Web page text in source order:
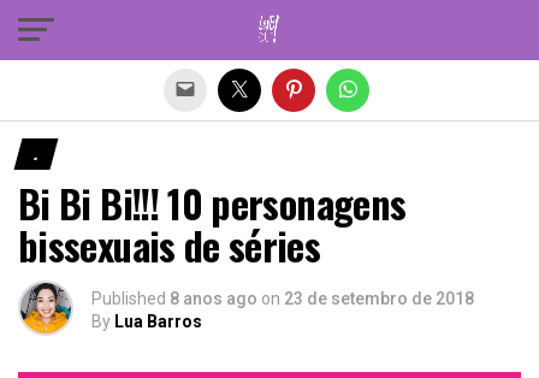
.
Bi Bi Bi!!! 10 personagens
bissexuais de séries
Published 8 anos ago on 23 de setembro de 2018
By Lua Barros
Sair da versão mobile